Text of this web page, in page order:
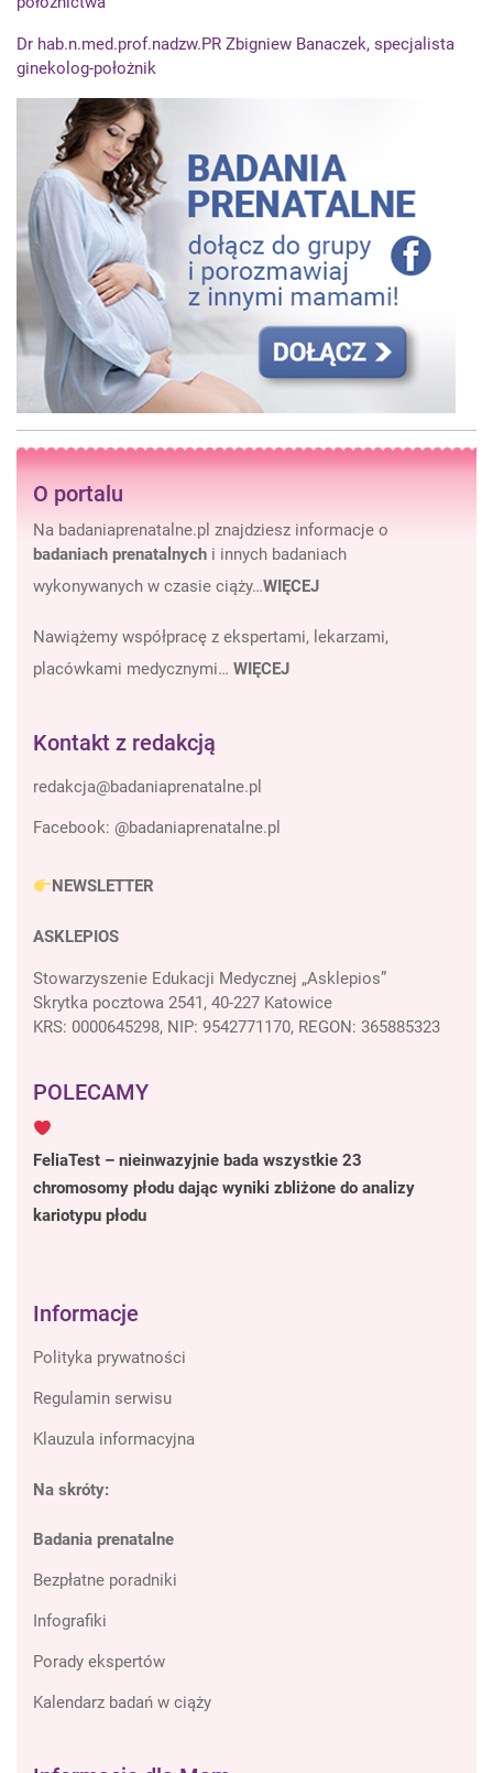
Dr hab.n.med.prof.nadzw.PR Zbigniew Banaczek, specjalista
ginekolog-położnik
O portalu
Na badaniaprenatalne.pl znajdziesz informacje o
badaniach prenatalnych i innych badaniach
wykonywanych w czasie ciąży…WIĘCEJ
Nawiążemy współpracę z ekspertami, lekarzami,
placówkami medycznymi… WIĘCEJ
Kontakt z redakcją
Facebook: @badaniaprenatalne.pl
NEWSLETTER
ASKLEPIOS
Stowarzyszenie Edukacji Medycznej „Asklepios”
Skrytka pocztowa 2541, 40-227 Katowice
KRS: 0000645298, NIP: 9542771170, REGON: 365885323
POLECAMY
FeliaTest – nieinwazyjnie bada wszystkie 23
chromosomy płodu dając wyniki zbliżone do analizy
kariotypu płodu
Informacje
Polityka prywatności
Regulamin serwisu
Klauzula informacyjna
Na skróty:
Badania prenatalne
Bezpłatne poradniki
Infografiki
Porady ekspertów
Kalendarz badań w ciąży